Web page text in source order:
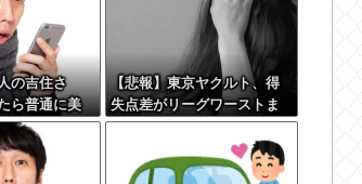
の吉住さ
ら普通に美
→ご覧くだ
w w w
【悲報】東京ヤクルト、得
失点差がリーグワーストま
で転落してしまう